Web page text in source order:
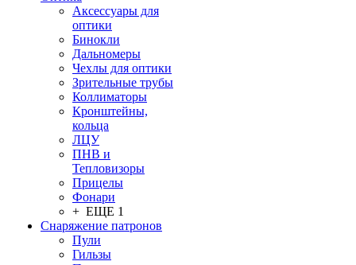
Аксессуары для
оптики
Бинокли
Дальномеры
Чехлы для оптики
Зрительные трубы
Коллиматоры
Кронштейны,
кольца
ЛЦУ
ПНВ и
Тепловизоры
Прицелы
Фонари
+ ЕЩЕ 1
Снаряжение патронов
Пули
Гильзы